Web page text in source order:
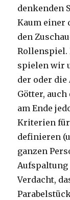
denkenden
Kaum einer
den
Rollenspiel.
spielen wir
der oder die
Götter,
am Ende
Kriterien
definieren
ganzen
Aufspaltung
Verdacht,